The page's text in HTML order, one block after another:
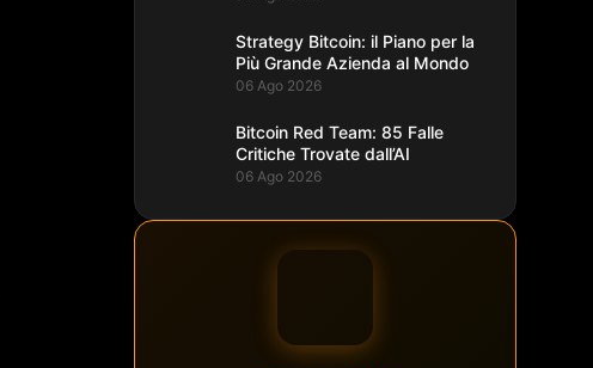
Strategy Bitcoin: il Piano per la
Più Grande Azienda al Mondo
06 Ago 2026
Bitcoin Red Team: 85 Falle
Critiche Trovate dall’AI
06 Ago 2026